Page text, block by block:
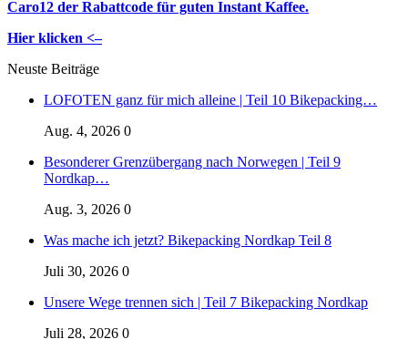
Caro12 der Rabattcode für guten Instant Kaffee.
Hier klicken <–
Neuste Beiträge
LOFOTEN ganz für mich alleine | Teil 10 Bikepacking…
Aug. 4, 2026 0
Besonderer Grenzübergang nach Norwegen | Teil 9
Nordkap…
Aug. 3, 2026 0
Was mache ich jetzt? Bikepacking Nordkap Teil 8
Juli 30, 2026 0
Unsere Wege trennen sich | Teil 7 Bikepacking Nordkap
Juli 28, 2026 0